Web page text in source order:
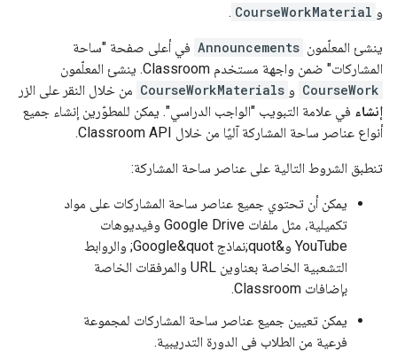
و CourseWorkMaterial
.
ينشئ المعلّمون Announcements في أعلى صفحة "ساحة
المشاركات" ضمن واجهة مستخدم Classroom. ينشئ المعلّمون
CourseWork و CourseWorkMaterials من خلال النقر على الزر
إنشاء في علامة التبويب "الواجب الدراسي". يمكن للمطوّرين إنشاء جميع
أنواع عناصر ساحة المشاركة آليًا من خلال Classroom API.
تنطبق الشروط التالية على عناصر ساحة المشاركة:
يمكن أن تحتوي جميع عناصر ساحة المشاركات على مواد
تكميلية، مثل ملفات Google Drive وفيديوهات
YouTube و&quot;نماذج Google&quot; والروابط
التشعبية الخاصة بعناوين URL والمرفقات الخاصة
بإضافات Classroom.
يمكن تعيين جميع عناصر ساحة المشاركات لمجموعة
فرعية من الطلاب في الدورة التدريبية.